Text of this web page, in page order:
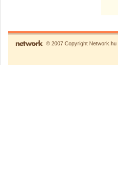
© 2007 Copyright Network.hu